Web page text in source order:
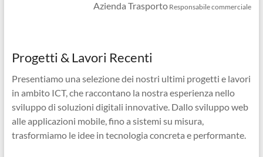
Azienda Trasporto Responsabile commerciale
Progetti & Lavori Recenti
Presentiamo una selezione dei nostri ultimi progetti e lavori
in ambito ICT, che raccontano la nostra esperienza nello
sviluppo di soluzioni digitali innovative. Dallo sviluppo web
alle applicazioni mobile, fino a sistemi su misura,
trasformiamo le idee in tecnologia concreta e performante.